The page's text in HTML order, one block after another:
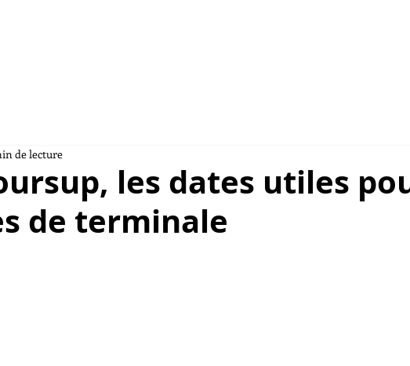
les dates utiles
de terminale
de lecture